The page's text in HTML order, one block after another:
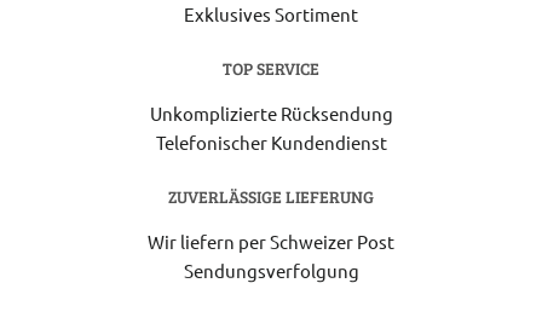
Exklusives Sortiment
TOP SERVICE
Unkomplizierte Rücksendung
Telefonischer Kundendienst
ZUVERLÄSSIGE LIEFERUNG
Wir liefern per Schweizer Post
Sendungsverfolgung